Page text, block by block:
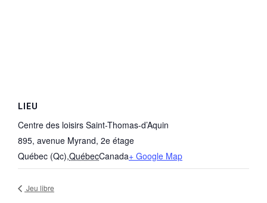
LIEU
Centre des loisirs Saint-Thomas-d’Aquin
895, avenue Myrand, 2e étage
Québec (Qc),QuébecCanada+ Google Map
Jeu libre